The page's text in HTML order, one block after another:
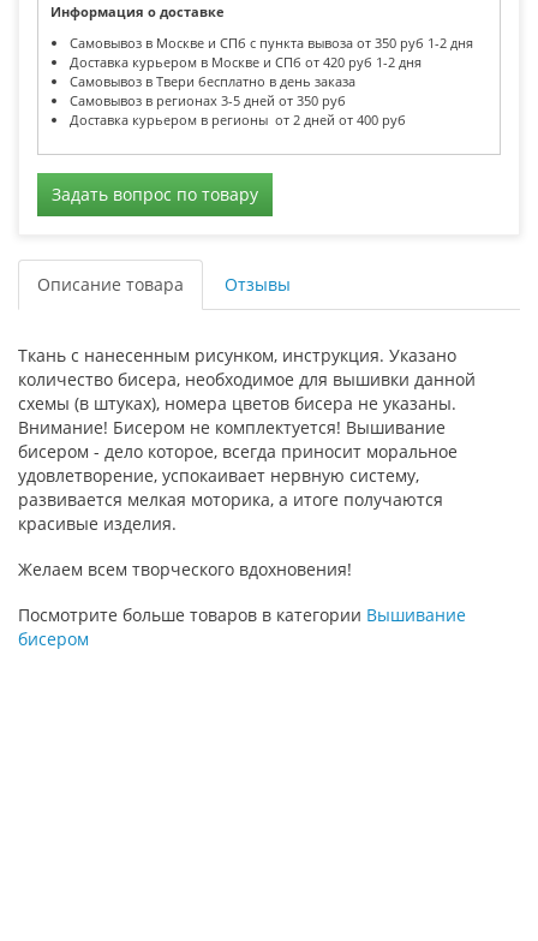
Информация о доставке
Самовывоз в Москве и СПб с пункта вывоза от 350 руб 1-2 дня
Доставка курьером в Москве и СПб от 420 руб 1-2 дня
Самовывоз в Твери бесплатно в день заказа
Самовывоз в регионах 3-5 дней от 350 руб
Доставка курьером в регионы от 2 дней от 400 руб
Задать вопрос по товару
Описание товара Отзывы
Ткань с нанесенным рисунком, инструкция. Указано
количество бисера, необходимое для вышивки данной
схемы (в штуках), номера цветов бисера не указаны.
Внимание! Бисером не комплектуется! Вышивание
бисером - дело которое, всегда приносит моральное
удовлетворение, успокаивает нервную систему,
развивается мелкая моторика, а итоге получаются
красивые изделия.
Желаем всем творческого вдохновения!
Посмотрите больше товаров в категории Вышивание
бисером